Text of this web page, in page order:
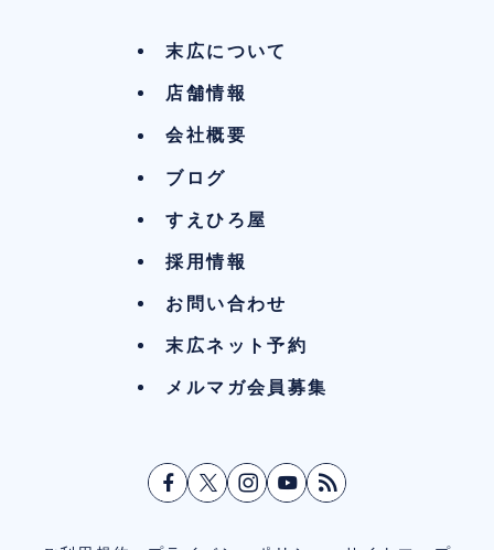
末広について
店舗情報
会社概要
ブログ
すえひろ屋
採用情報
お問い合わせ
末広ネット予約
メルマガ会員募集